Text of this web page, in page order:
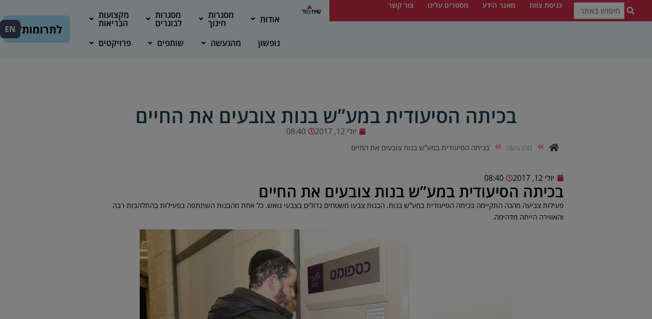
כניסת צוות מאגר הידע מספרים עלינו צור קשר
אודות מסגרות
חינוך
מסגרות
לבוגרים
מקצועות
הבריאות
נופשון
מהנעשה שותפים פרויקטים
לתרומות EN
בכיתה הסיעודית במע”ש בנות צובעים את החיים
יולי 12, 2017 08:40
מהנעשה בכיתה הסיעודית במע”ש בנות צובעים את החיים
יולי 12, 2017 08:40
בכיתה הסיעודית במע”ש בנות צובעים את החיים
פעילות צביעה מהנה התקיימה בכיתה הסיעודית במע”ש בנות. הבנות צבעו משטחים גדולים בצבעי גואש. כל אחת מהבנות השתתפה בפעילות בהתלהבות רבה
והאווירה הייתה מדהימה.